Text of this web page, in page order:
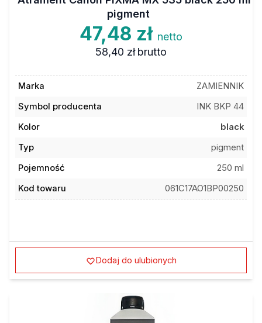
pigment
47,48 zł netto
58,40 zł brutto
Marka
ZAMIENNIK
Symbol producenta
INK BKP 44
Kolor
black
Typ
pigment
Pojemność
250 ml
Kod towaru
061C17AO1BP00250
Dodaj do ulubionych